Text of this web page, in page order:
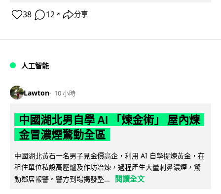
38 12 ↗ 分享
人工智能
Lawton 10 小時
中國湖北男自學 AI 「煉金術」 屋內煉
金冒濃煙驚動全區
中國湖北黃石一名男子見金價高企，利用 AI 自學提煉黃金，在
租住單位私設高壓爐及作坊冶煉，過程產生大量刺鼻濃煙，驚
動鄰居報警。警方到場揭發整...
閱讀全文